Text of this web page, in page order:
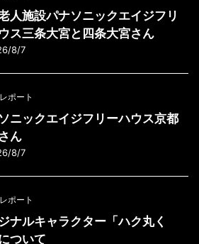
人施設パナソニックエイジフリ
ス三条大宮と四条大宮さん
8/7
ポート
ニックエイジフリーハウス京都
ん
8/7
ポート
ナルキャラクター「ハク丸く
ついて